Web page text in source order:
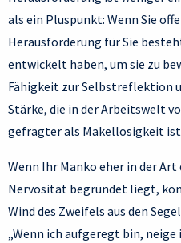
als ein Pluspunkt: Wenn Sie
Herausforderung für Sie
entwickelt haben, um sie zu
Fähigkeit zur Selbstreflektion
Stärke, die in der Arbeitswelt
gefragter als Makellosigkeit
Wenn Ihr Manko eher in der
Nervosität begründet liegt,
Wind des Zweifels aus den
„Wenn ich aufgeregt bin,